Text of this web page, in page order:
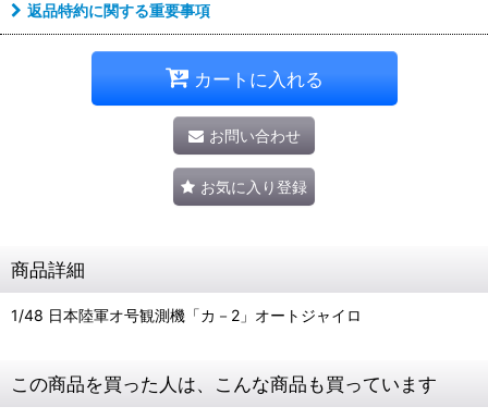
返品特約に関する重要事項
カートに入れる
お問い合わせ
お気に入り登録
商品詳細
1/48 日本陸軍オ号観測機「カ－2」オートジャイロ
この商品を買った人は、こんな商品も買っています